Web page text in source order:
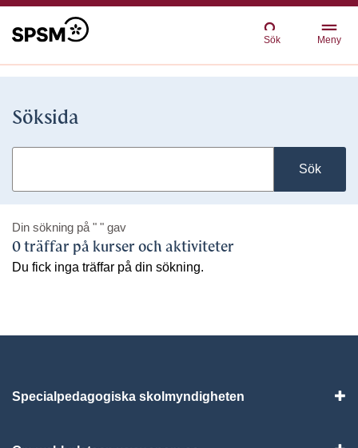
Sök Meny
Söksida
Sök
Din sökning på " " gav
0 träffar på kurser och aktiviteter
Du fick inga träffar på din sökning.
Specialpedagogiska skolmyndigheten